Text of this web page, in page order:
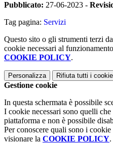
Pubblicato: 27-06-2023 -
Tag pagina: Servizi
Questo sito o gli strumenti terzi
cookie necessari al
COOKIE POLICY.
Personalizza Rifiuta tutti i
Gestione cookie
In questa schermata è possibile
I cookie necessari sono quelli
piattaforma e non è possibile
Per conoscere quali sono i
visionare la COOKIE POLICY.